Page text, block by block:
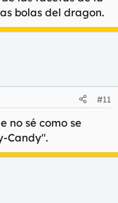
bolas del dragon.
#11
no sé como se
Candy".